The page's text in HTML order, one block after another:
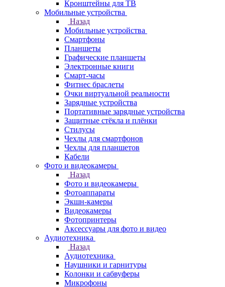
Кронштейны для ТВ
Мобильные устройства
Назад
Мобильные устройства
Смартфоны
Планшеты
Графические планшеты
Электронные книги
Смарт-часы
Фитнес браслеты
Очки виртуальной реальности
Зарядные устройства
Портативные зарядные устройства
Защитные стёкла и плёнки
Стилусы
Чехлы для смартфонов
Чехлы для планшетов
Кабели
Фото и видеокамеры
Назад
Фото и видеокамеры
Фотоаппараты
Экшн-камеры
Видеокамеры
Фотопринтеры
Аксессуары для фото и видео
Аудиотехника
Назад
Аудиотехника
Наушники и гарнитуры
Колонки и сабвуферы
Микрофоны